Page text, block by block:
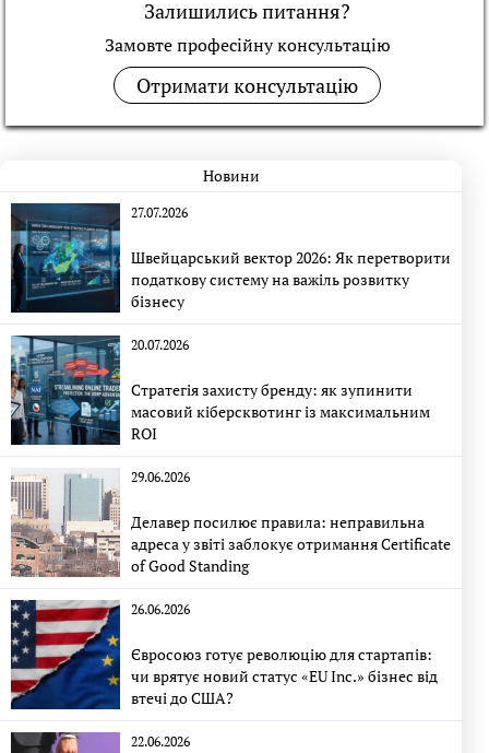
Залишились питання?
Замовте професійну консультацiю
Отримати консультацію
Новини
27.07.2026
Швейцарський вектор 2026: Як перетворити
податкову систему на важіль розвитку
бізнесу
20.07.2026
Стратегія захисту бренду: як зупинити
масовий кіберсквотинг із максимальним
ROI
29.06.2026
Делавер посилює правила: неправильна
адреса у звіті заблокує отримання Certificate
of Good Standing
26.06.2026
Євросоюз готує революцію для стартапів:
чи врятує новий статус «EU Inc.» бізнес від
втечі до США?
22.06.2026